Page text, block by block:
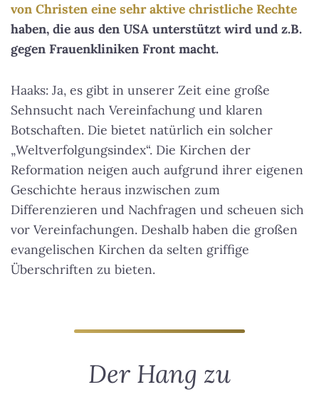
von Christen eine sehr aktive christliche Rechte
haben, die aus den USA unterstützt wird und z.B.
gegen Frauenkliniken Front macht.
Haaks: Ja, es gibt in unserer Zeit eine große
Sehnsucht nach Vereinfachung und klaren
Botschaften. Die bietet natürlich ein solcher
„Weltverfolgungsindex“. Die Kirchen der
Reformation neigen auch aufgrund ihrer eigenen
Geschichte heraus inzwischen zum
Differenzieren und Nachfragen und scheuen sich
vor Vereinfachungen. Deshalb haben die großen
evangelischen Kirchen da selten griffige
Überschriften zu bieten.
Der Hang zu